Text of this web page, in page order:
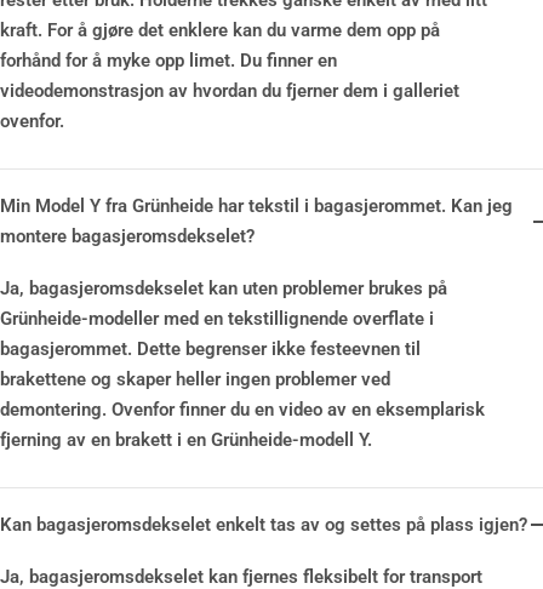
kraft. For å gjøre det enklere kan du varme dem opp på
forhånd for å myke opp limet. Du finner en
videodemonstrasjon av hvordan du fjerner dem i galleriet
ovenfor.
Min Model Y fra Grünheide har tekstil i bagasjerommet. Kan jeg
montere bagasjeromsdekselet?
Ja, bagasjeromsdekselet kan uten problemer brukes på
Grünheide-modeller med en tekstillignende overflate i
bagasjerommet. Dette begrenser ikke festeevnen til
brakettene og skaper heller ingen problemer ved
demontering. Ovenfor finner du en video av en eksemplarisk
fjerning av en brakett i en Grünheide-modell Y.
Kan bagasjeromsdekselet enkelt tas av og settes på plass igjen?
Ja, bagasjeromsdekselet kan fjernes fleksibelt for transport